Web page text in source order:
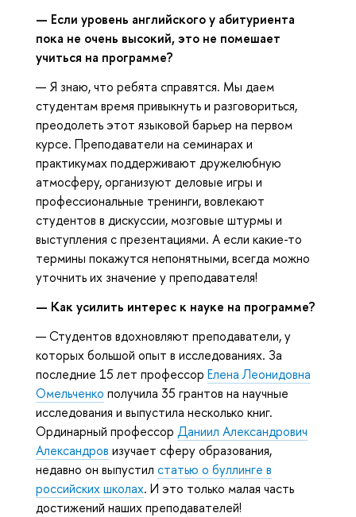
— Если уровень английского у абитуриента
пока не очень высокий, это не помешает
учиться на программе?
— Я знаю, что ребята справятся. Мы даем
студентам время привыкнуть и разговориться,
преодолеть этот языковой барьер на первом
курсе. Преподаватели на семинарах и
практикумах поддерживают дружелюбную
атмосферу, организуют деловые игры и
профессиональные тренинги, вовлекают
студентов в дискуссии, мозговые штурмы и
выступления с презентациями. А если какие-то
термины покажутся непонятными, всегда можно
уточнить их значение у преподавателя!
— Как усилить интерес к науке на программе?
— Студентов вдохновляют преподаватели, у
которых большой опыт в исследованиях. За
последние 15 лет профессор Елена Леонидовна
Омельченко получила 35 грантов на научные
исследования и выпустила несколько книг.
Ординарный профессор Даниил Александрович
Александров изучает сферу образования,
недавно он выпустил статью о буллинге в
российских школах. И это только малая часть
достижений наших преподавателей!